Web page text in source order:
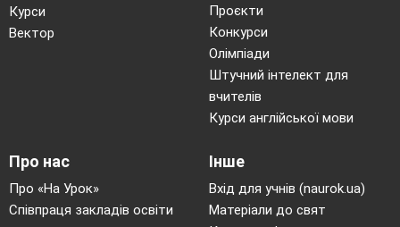
Курси
Вектор
Проєкти
Конкурси
Олімпіади
Штучний інтелект для
вчителів
Курси англійської мови
Про нас
Про «На Урок»
Співпраця закладів освіти
Інше
Вхід для учнів (naurok.ua)
Матеріали до свят